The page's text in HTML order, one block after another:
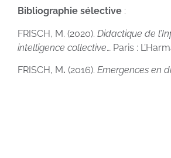
Bibliographie sélective :
FRISCH, M. (2020). Didactique de
intelligence collective… Paris :
FRISCH, M. (2016). Emergences en